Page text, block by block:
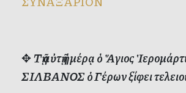
✥Τῇ αὐτῇ ἡμέρᾳ ὁ Ἅγιος
ΣΙΛΒΑΝΟΣ ὁ Γέρων ξίφει